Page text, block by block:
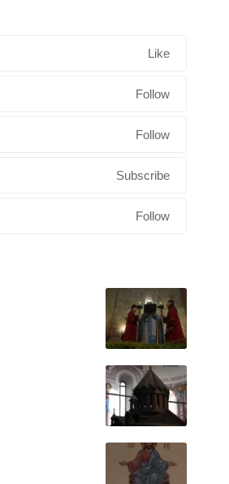
Like
Follow
Follow
Subscribe
Follow